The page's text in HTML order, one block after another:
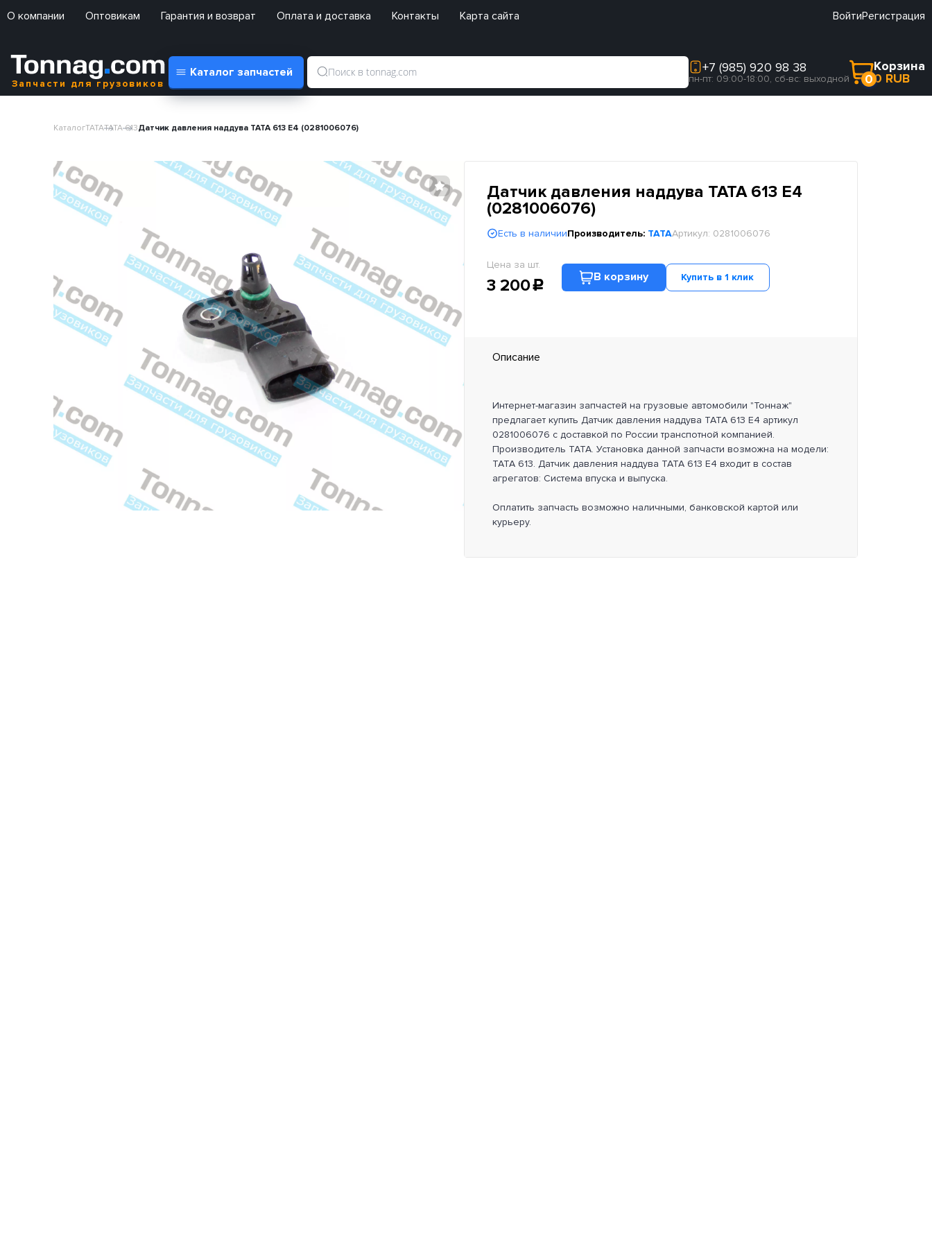
О компании Оптовикам Гарантия и возврат Оплата и доставка Контакты Карта сайта ВойтиРегистрация
Запчасти для грузовиков
Каталог запчастей +7 (985) 920 98 38
пн-пт: 09:00-18:00, сб-вс: выходной 0
Корзина
0 RUB
КаталогTATATATA 613Датчик давления наддува TATA 613 E4 (0281006076)
Датчик давления наддува TATA 613 E4
(0281006076)
Есть в наличииПроизводитель: TATAАртикул: 0281006076
Цена за шт.
3 200c
В корзину Купить в 1 клик
Описание
Интернет-магазин запчастей на грузовые автомобили "Тоннаж"
предлагает купить Датчик давления наддува TATA 613 E4 артикул
0281006076 с доставкой по России транспотной компанией.
Производитель TATA. Установка данной запчасти возможна на модели:
TATA 613. Датчик давления наддува TATA 613 E4 входит в состав
агрегатов: Система впуска и выпуска.
Оплатить запчасть возможно наличными, банковской картой или
курьеру.